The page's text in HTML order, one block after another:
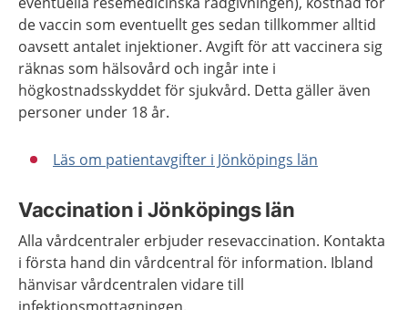
de vaccin som eventuellt ges sedan tillkommer alltid
oavsett antalet injektioner. Avgift för att vaccinera sig
räknas som hälsovård och ingår inte i
högkostnadsskyddet för sjukvård. Detta gäller även
personer under 18 år.
Läs om patientavgifter i Jönköpings län
Vaccination i Jönköpings län
Alla vårdcentraler erbjuder resevaccination. Kontakta
i första hand din vårdcentral för information. Ibland
hänvisar vårdcentralen vidare till